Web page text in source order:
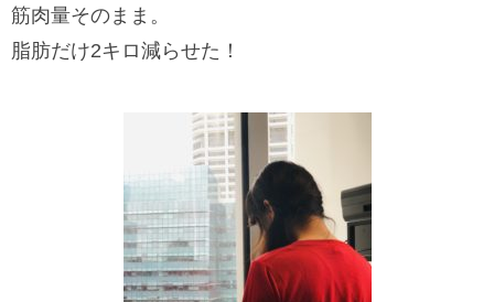
筋肉量そのまま。
脂肪だけ2キロ減らせた！